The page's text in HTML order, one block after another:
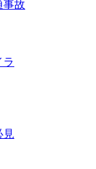
事故
ラ
見